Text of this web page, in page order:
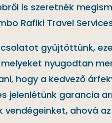
is szeretnék
Rafiki Travel
gyűjtöttünk,
nyugodtan
hogy a kedvező
jelenlétünk garancia
ahová